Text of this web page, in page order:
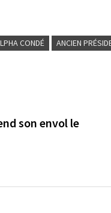
CONDÉ ANCIEN
son envol le